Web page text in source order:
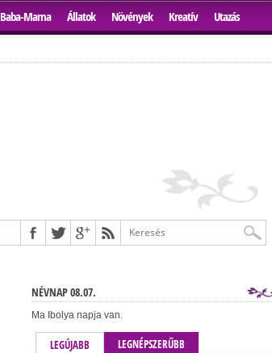
Baba-Mama Állatok Növények Kreatív Utazás
NÉVNAP 08.07.
Ma Ibolya napja van.
LEGÚJABB LEGNÉPSZERŰBB